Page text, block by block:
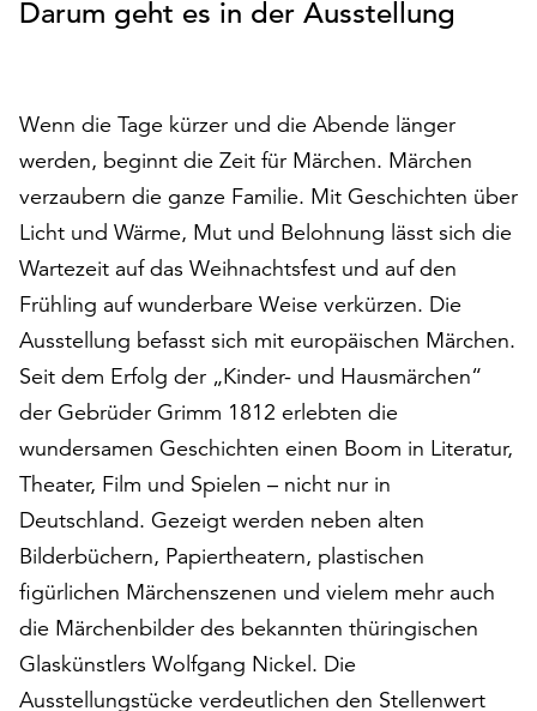
auf
alle
Cookies
zu
akzeptieren.
Sie
können
Ihr
Einverständnis
jederzeit
ändern
und
widerrufen.
steht
Ihnen
am
Ende
der
Seite
die
Schaltfläche
Darum geht es in der Ausstellung
Wenn die Tage kürzer und die Abende länger
werden, beginnt die Zeit für Märchen. Märchen
verzaubern die ganze Familie. Mit Geschichten über
Licht und Wärme, Mut und Belohnung lässt sich die
Wartezeit auf das Weihnachtsfest und auf den
Frühling auf wunderbare Weise verkürzen. Die
Ausstellung befasst sich mit europäischen Märchen.
Seit dem Erfolg der „Kinder- und Hausmärchen“
der Gebrüder Grimm 1812 erlebten die
wundersamen Geschichten einen Boom in Literatur,
Theater, Film und Spielen – nicht nur in
Deutschland. Gezeigt werden neben alten
Bilderbüchern, Papiertheatern, plastischen
figürlichen Märchenszenen und vielem mehr auch
die Märchenbilder des bekannten thüringischen
Glaskünstlers Wolfgang Nickel. Die
Ausstellungstücke verdeutlichen den Stellenwert